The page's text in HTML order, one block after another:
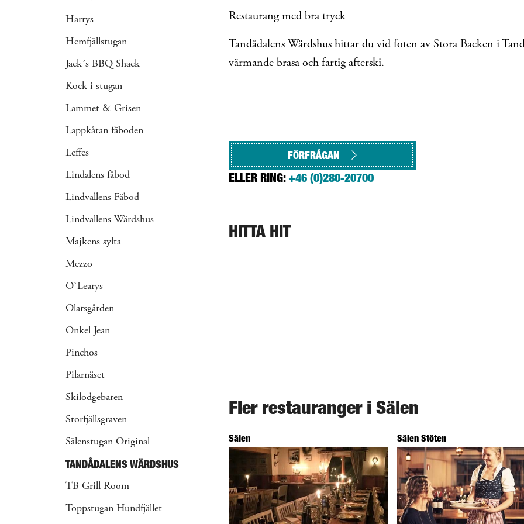
Restaurang med bra tryck
Tandådalens Wärdshushittar du vid foten av Stora Backen i
värmande brasa och fartig afterski.
FÖRFRÅGAN
ELLER RING: +46 (0)280-20700
HITTA HIT
Fler restauranger i Sälen
Sälen Sälen Stöten
Harrys
Hemfjällstugan
Jack´s BBQ Shack
Kock i stugan
Lammet & Grisen
Lappkåtan fäboden
Leffes
Lindalens fäbod
Lindvallens Fäbod
Lindvallens Wärdshus
Majkens sylta
Mezzo
O`Learys
Olarsgården
Onkel Jean
Pinchos
Pilarnäset
Skilodgebaren
Storfjällsgraven
Sälenstugan Original
TANDÅDALENS WÄRDSHUS
TB Grill Room
Toppstugan Hundfjället